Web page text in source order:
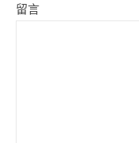
留言